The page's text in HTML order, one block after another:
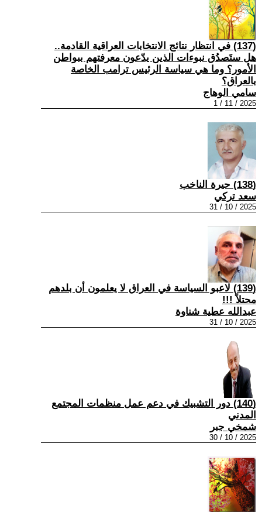
(137) في انتظار نتائج الانتخابات العراقية القادمة..
هل ستَصدُق نبوءات الذين يدّعون معرفتهم ببواطن
الأمور؟ وما هي سياسة الرئيس ترامب الخاصة
بالعراق؟
سامي الوهاج
2025 / 11 / 1
(138) حيرة الناخب
سعد تركي
2025 / 10 / 31
(139) لاعبو السياسة في العراق لا يعلمون أن بلدهم
محتلاً !!!
عبدالله عطية شناوة
2025 / 10 / 31
(140) دور التشبيك في دعم عمل منظمات المجتمع
المدني
شمخي جبر
2025 / 10 / 30